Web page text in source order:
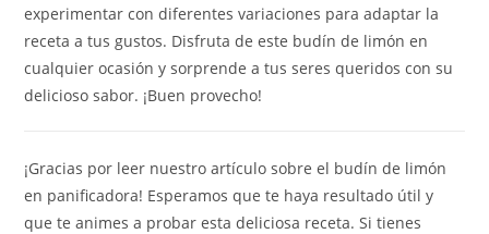
experimentar con diferentes variaciones para adaptar la
receta a tus gustos. Disfruta de este budín de limón en
cualquier ocasión y sorprende a tus seres queridos con su
delicioso sabor. ¡Buen provecho!
¡Gracias por leer nuestro artículo sobre el budín de limón
en panificadora! Esperamos que te haya resultado útil y
que te animes a probar esta deliciosa receta. Si tienes